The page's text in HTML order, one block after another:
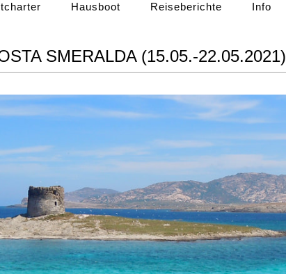
Hausboot Reiseberichte Info
SMERALDA (15.05.-22.05.2021)